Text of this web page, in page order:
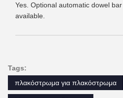
Yes. Optional automatic dowel
available.
Tags:
πλακόστρωμα για πλακόστρωμα